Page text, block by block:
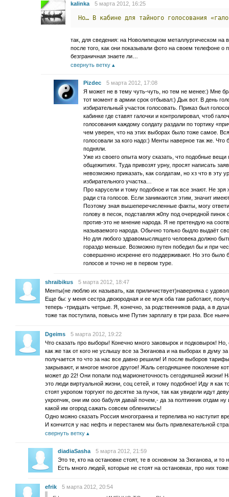
kalinka 5 марта 2012, 16:25
Но… В кабине для тайного голосования
так, для сведения: на Новолипецком металлургическом на
после того, как они показывали фото на своем телефоне о
безграничная знаете ли…
свернуть ветку
Pizdec
5 марта 2012, 17:08
Я может не в тему чуть-чуть, но тем не менее:) Мне
тот момент в армии срок отбывал:) Дык вот. В день
избирательный участок голосовать. Приказ был
кабинке где ставят галочки и контролировал, чтоб
голосования каждому солдату раздали по тортику
чем уверен, что на этих выборах было тоже самое.
голосовали за кого надо:) Менты наверное так же. Что
подняли.
Уже из своего опыта могу сказать, что подобные
общежитиях. Туда привозят урну, просят написать
невозможно приказать, как солдатам, но хз что в эту
избирательного участка…
Про карусели и тому подобное и так все знают. Не
ради ста голосов. Если занимаются этим, значит
Поэтому зная вышеперечисленные факты, могу
голову в песок, подставляя ж0пу под очередной пинок
против-это не мнение народа. Я не претендую на
называемого народа. Обычно только быдло выдаёт
Но для любого здравомыслящего человека должно
гораздо меньше. Возможно путен победил бы и при
совершенно искренне его поддерживают. Но это было
голосов и точно не в первом туре.
shraibikus
5 марта 2012, 18:47
Менты(не люблю их называть, как приличиствует)наверняка с
Еще бы: у меня сестра двоюродная и ее муж оба там работают,
теперь -тридцать четрые. Я, конечно, за родственников рада, а в
тоже так поступила, повысь мне Путин зарплату в три раза. Все
Dgeims
5 марта 2012, 19:22
Что сказать про выборы! Конечно много заковырок и подковырок!
как же так от кого не услышу все за Зюганова и на выборах в думу
получается то что за нас все давно решили! И после выборов
закрывают, и многое многое другое! Жаль сегодняшнее поколение
может до 22! Они попали под марионеточность сегодняшней жизни!
это люди виртуальной жизни, соц сетей, и тому подобное! Иду я как
стоят укропом торгуют по десятке за пучок, так как увидели идут
укропчик, они им ооо бабуля давай почем,- да за полтинник отдам
какой им огород сажать совсем обленились!
Одно можно сказать Россия многогранна и терпелива но наступит
И кончится у нас нефть и перестанем мы быть привлекательной
свернуть ветку
diadiaSasha
5 марта 2012, 21:59
Это те, кто на остановке стоят, те в основном за Зюганова, и
Есть много людей, которые не стоят на остановках, про них
efrik
5 марта 2012, 20:54